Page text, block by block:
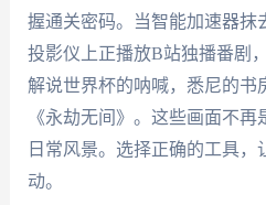
握通关密码。当智能加速器抹
投影仪上正播放B站独播番剧
解说世界杯的呐喊，悉尼的书
《永劫无间》。这些画面不
日常风景。选择正确的工具
动。